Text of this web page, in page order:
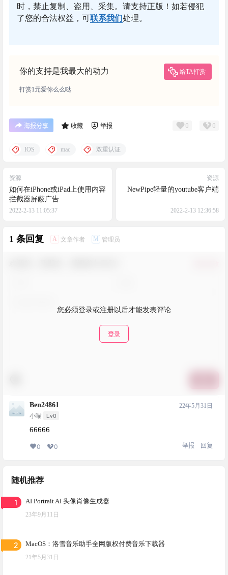
时，禁止复制、盗用、采集。请支持正版！如若侵犯
了您的合法权益，可联系我们处理。
你的支持是我最大的动力 给TA打赏
打赏1元爱你么么哒
海报分享 收藏 举报 0 0
IOS mac 双重认证
资源
如何在iPhone或iPad上使用内容
拦截器屏蔽广告
2022-2-13 11:05:37
资源
NewPipe轻量的youtube客户端
2022-2-13 12:36:58
1 条回复 A 文章作者 M 管理员
您必须登录或注册以后才能发表评论
登录
Ben24861
小喵 Lv0
22年5月31日
66666
0 0 举报 回复
随机推荐
1 AI Portrait AI 头像肖像生成器
23年9月11日
2 MacOS：洛雪音乐助手全网版权付费音乐下载器
21年5月31日